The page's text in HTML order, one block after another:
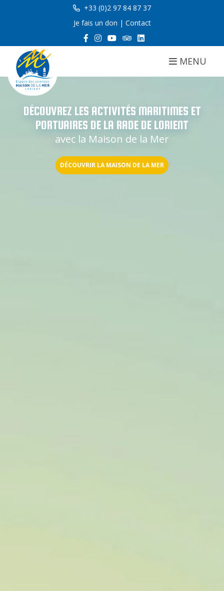
+33 (0)2 97 84 87 37
Je fais un don | Contact
MENU
DÉCOUVREZ LES ACTIVITÉS MARITIMES ET
PORTUAIRES DE LA RADE DE LORIENT
avec la Maison de la Mer
DÉCOUVRIR LA MAISON DE LA MER